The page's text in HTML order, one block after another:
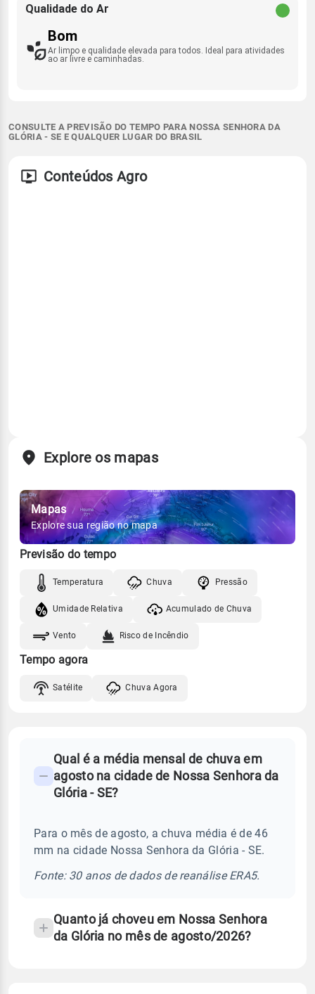
Qualidade do Ar
Bom
Ar limpo e qualidade elevada para todos. Ideal para atividades
ao ar livre e caminhadas.
CONSULTE A PREVISÃO DO TEMPO PARA NOSSA SENHORA DA
GLÓRIA - SE E QUALQUER LUGAR DO BRASIL
Conteúdos Agro
Explore os mapas
Mapas
Explore sua região no mapa
Previsão do tempo
Temperatura Chuva Pressão
Umidade Relativa Acumulado de Chuva
Vento Risco de Incêndio
Tempo agora
Satélite Chuva Agora
Perguntas
frequentes
chuva
temperatura
Qual é a média mensal de chuva em
agosto na cidade de Nossa Senhora da
Glória - SE?
Para o mês de agosto, a chuva média é de 46
mm na cidade Nossa Senhora da Glória - SE.
Fonte: 30 anos de dados de reanálise ERA5.
Quanto já choveu em Nossa Senhora
da Glória no mês de agosto/2026?